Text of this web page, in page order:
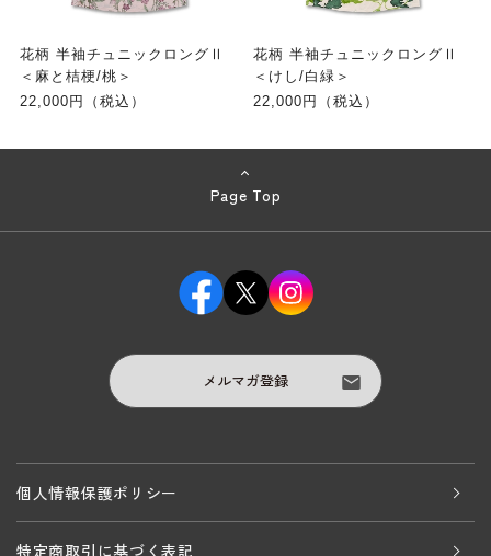
花柄 半袖チュニックロングⅡ
＜麻と桔梗/桃＞
22,000円（税込）
花柄 半袖チュニックロングⅡ
＜けし/白緑＞
22,000円（税込）
Page Top
メルマガ登録
個人情報保護ポリシー
特定商取引に基づく表記